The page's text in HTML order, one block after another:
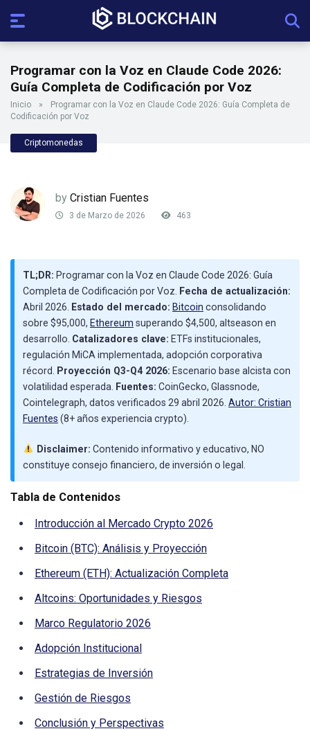
Programar con la Voz en Claude Code 2026:
Guía Completa de Codificación por Voz
Inicio »
Programar con la Voz en Claude Code 2026: Guía Completa de
Codificación por Voz
Criptomonedas
by Cristian Fuentes
3 de Marzo de 2026 463
TL;DR: Programar con la Voz en Claude Code 2026: Guía
Completa de Codificación por Voz.
Fecha de actualización:
Abril 2026.
Estado del mercado: Bitcoin consolidando
sobre $95,000, Ethereum superando $4,500, altseason en
desarrollo. Catalizadores clave: ETFs institucionales,
regulación MiCA implementada, adopción corporativa
récord.
Proyección Q3-Q4 2026: Escenario base alcista con
volatilidad esperada.
Fuentes: CoinGecko, Glassnode,
Cointelegraph, datos verificados 29 abril 2026. Autor: Cristian
Fuentes (8+ años experiencia crypto).
Disclaimer: Contenido informativo y educativo, NO
constituye consejo financiero, de inversión o legal.
Tabla de Contenidos
Introducción al Mercado Crypto 2026
Bitcoin (BTC): Análisis y Proyección
Ethereum (ETH): Actualización Completa
Altcoins: Oportunidades y Riesgos
Marco Regulatorio 2026
Adopción Institucional
Estrategias de Inversión
Gestión de Riesgos
Conclusión y Perspectivas